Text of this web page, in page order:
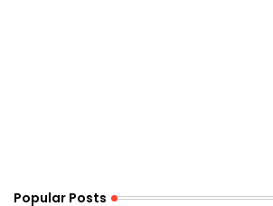
Popular Posts